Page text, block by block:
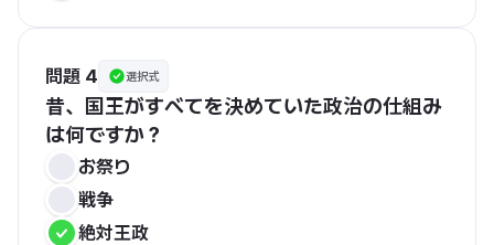
問題 4 選択式
昔、国王がすべてを決めていた政治の仕組み
は何ですか？
お祭り
戦争
絶対王政